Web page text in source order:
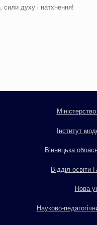
сили духу і натхнення!
Інститут
Вінницька
Відділ освіти
Нова
Науково-